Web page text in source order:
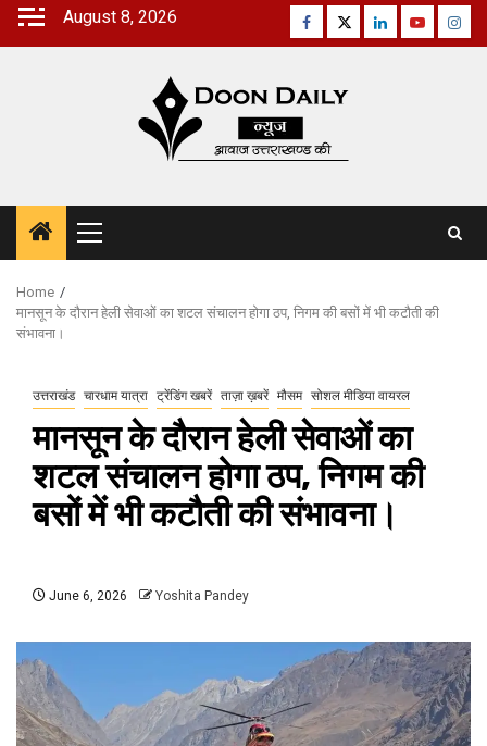
Skip
August 8, 2026 Facebook
TwitterLinkedinYoutube
Primary
Menu
Home
मानसून के दौरान हेली सेवाओं का शटल संचालन होगा ठप, निगम की बसों में भी कटौती की
संभावना।
उत्तराखंड चारधाम यात्रा ट्रेंडिंग खबरें ताज़ा ख़बरें मौसम सोशल मीडिया वायरल
मानसून के दौरान हेली सेवाओं का
शटल संचालन होगा ठप, निगम की
बसों में भी कटौती की संभावना।
June 6, 2026 Yoshita Pandey